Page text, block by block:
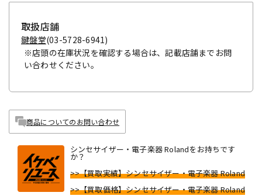
取扱店舗
鍵盤堂(03-5728-6941)
※店頭の在庫状況を確認する場合は、記載店舗までお問
い合わせください。
商品についてのお問い合わせ
シンセサイザー・電子楽器 Rolandをお持ちです
か？
>>【買取実績】シンセサイザー・電子楽器 Roland
>>【買取価格】シンセサイザー・電子楽器 Roland